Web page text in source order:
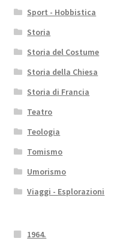
Sport - Hobbistica
Storia
Storia del Costume
Storia della Chiesa
Storia di Francia
Teatro
Teologia
Tomismo
Umorismo
Viaggi - Esplorazioni
1964.